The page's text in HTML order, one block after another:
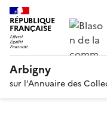
RÉPUBLIQUE
FRANÇAISE
Arbigny
sur l’Annuaire des